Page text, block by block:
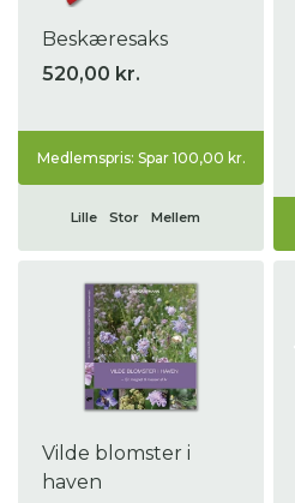
Beskæresaks
520,00 kr.
Medlemspris: Spar 100,00 kr.
Lille Stor Mellem
Vilde blomster i
haven